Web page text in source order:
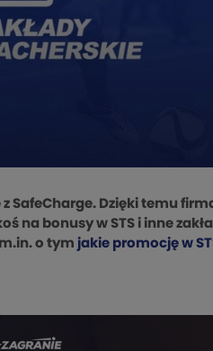
SafeCharge. Dzięki temu
na bonusy w STS i inne
o tym jakie promocję w